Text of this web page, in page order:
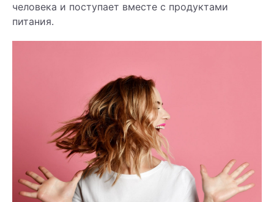
человека и поступает вместе с продуктами
питания.